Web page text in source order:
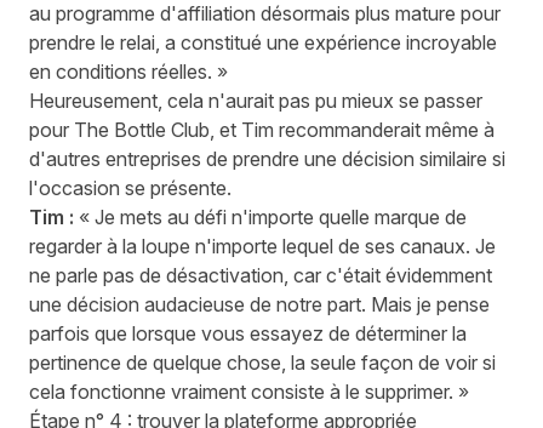
au programme d'affiliation désormais plus mature pour
prendre le relai, a constitué une expérience incroyable
en conditions réelles. »
Heureusement, cela n'aurait pas pu mieux se passer
pour The Bottle Club, et Tim recommanderait même à
d'autres entreprises de prendre une décision similaire si
l'occasion se présente.
Tim : « Je mets au défi n'importe quelle marque de
regarder à la loupe n'importe lequel de ses canaux. Je
ne parle pas de désactivation, car c'était évidemment
une décision audacieuse de notre part. Mais je pense
parfois que lorsque vous essayez de déterminer la
pertinence de quelque chose, la seule façon de voir si
cela fonctionne vraiment consiste à le supprimer. »
Étape n° 4 : trouver la plateforme appropriée